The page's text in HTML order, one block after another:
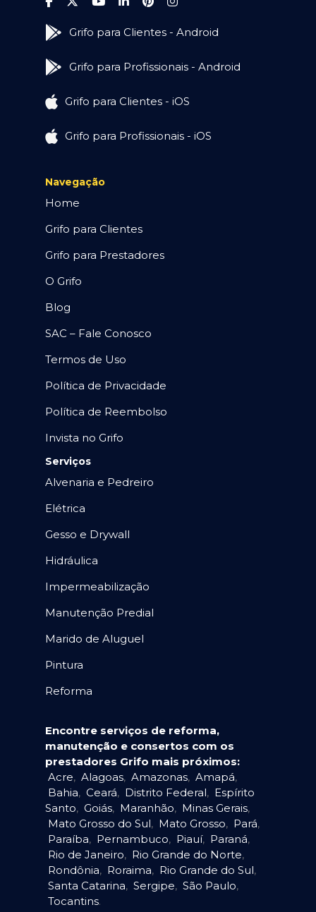
Grifo para Clientes - Android
Grifo para Profissionais - Android
Grifo para Clientes - iOS
Grifo para Profissionais - iOS
Navegação
Home
Grifo para Clientes
Grifo para Prestadores
O Grifo
Blog
SAC – Fale Conosco
Termos de Uso
Política de Privacidade
Política de Reembolso
Invista no Grifo
Serviços
Alvenaria e Pedreiro
Elétrica
Gesso e Drywall
Hidráulica
Impermeabilização
Manutenção Predial
Marido de Aluguel
Pintura
Reforma
Encontre serviços de reforma,
manutenção e consertos com os
prestadores Grifo mais próximos:
Acre, Alagoas, Amazonas, Amapá,
Bahia, Ceará, Distrito Federal, Espírito
Santo, Goiás, Maranhão, Minas Gerais,
Mato Grosso do Sul, Mato Grosso, Pará,
Paraíba, Pernambuco, Piauí, Paraná,
Rio de Janeiro, Rio Grande do Norte,
Rondônia, Roraima, Rio Grande do Sul,
Santa Catarina, Sergipe, São Paulo,
Tocantins.